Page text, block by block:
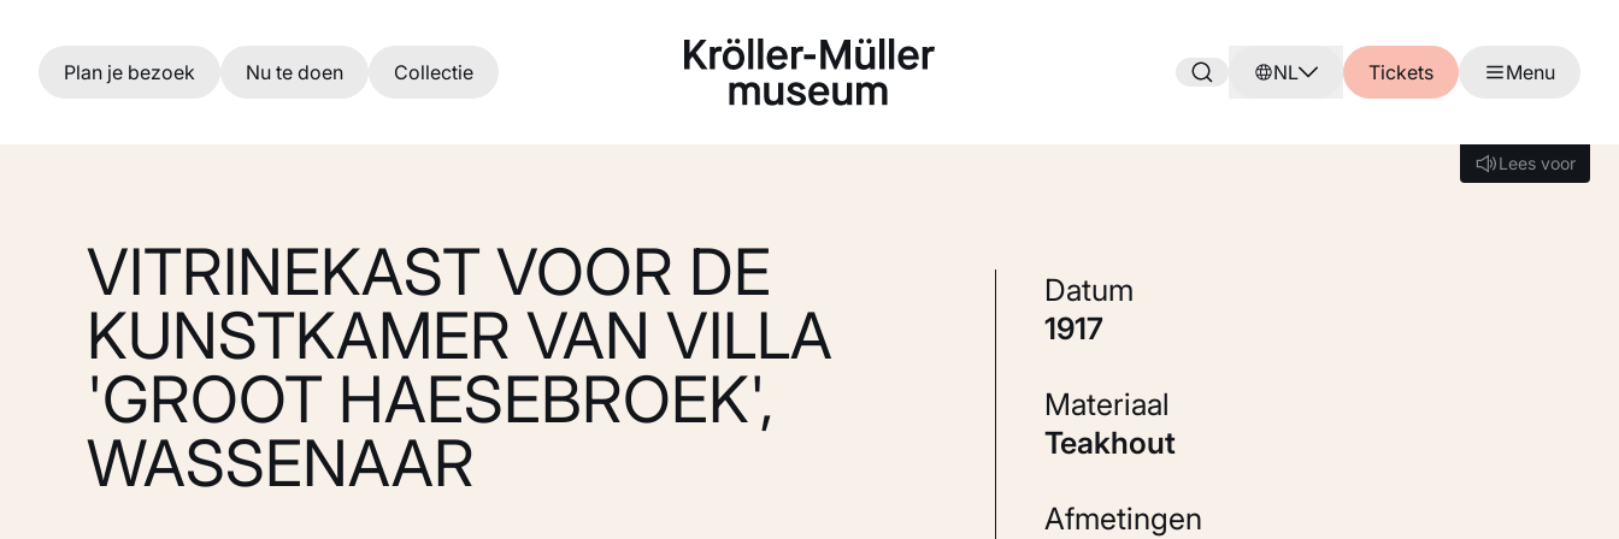
Ga naar hoofdinhoud
Plan je bezoek Nu te doen Collectie NL Tickets Menu
Lees voor
Lees voor
VITRINEKAST VOOR DE
KUNSTKAMER VAN VILLA
'GROOT HAESEBROEK',
WASSENAAR
Datum
1917
Materiaal
Teakhout
Afmetingen